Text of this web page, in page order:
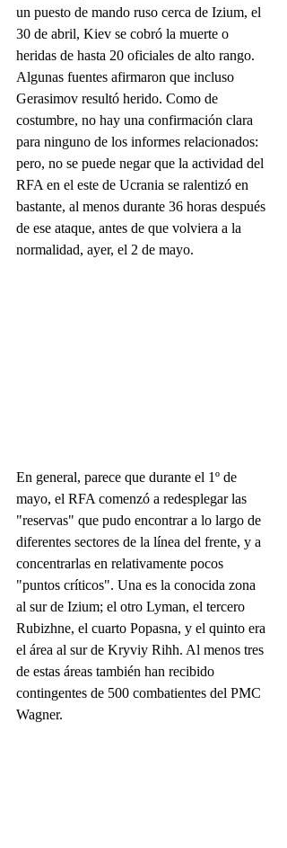
un puesto de mando ruso cerca de Izium, el
30 de abril, Kiev se cobró la muerte o
heridas de hasta 20 oficiales de alto rango.
Algunas fuentes afirmaron que incluso
Gerasimov resultó herido. Como de
costumbre, no hay una confirmación clara
para ninguno de los informes relacionados:
pero, no se puede negar que la actividad del
RFA en el este de Ucrania se ralentizó en
bastante, al menos durante 36 horas después
de ese ataque, antes de que volviera a la
normalidad, ayer, el 2 de mayo.
En general, parece que durante el 1º de
mayo, el RFA comenzó a redesplegar las
"reservas" que pudo encontrar a lo largo de
diferentes sectores de la línea del frente, y a
concentrarlas en relativamente pocos
"puntos críticos". Una es la conocida zona
al sur de Izium; el otro Lyman, el tercero
Rubizhne, el cuarto Popasna, y el quinto era
el área al sur de Kryviy Rihh. Al menos tres
de estas áreas también han recibido
contingentes de 500 combatientes del PMC
Wagner.